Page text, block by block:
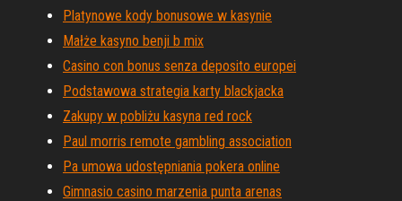
Platynowe kody bonusowe w kasynie
Małże kasyno benji b mix
Casino con bonus senza deposito europei
Podstawowa strategia karty blackjacka
Zakupy w pobliżu kasyna red rock
Paul morris remote gambling association
Pa umowa udostępniania pokera online
Gimnasio casino marzenia punta arenas